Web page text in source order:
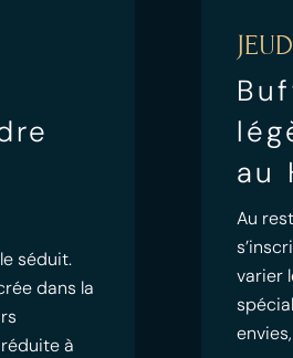
séduit.
dans la
à
au
Au
varier